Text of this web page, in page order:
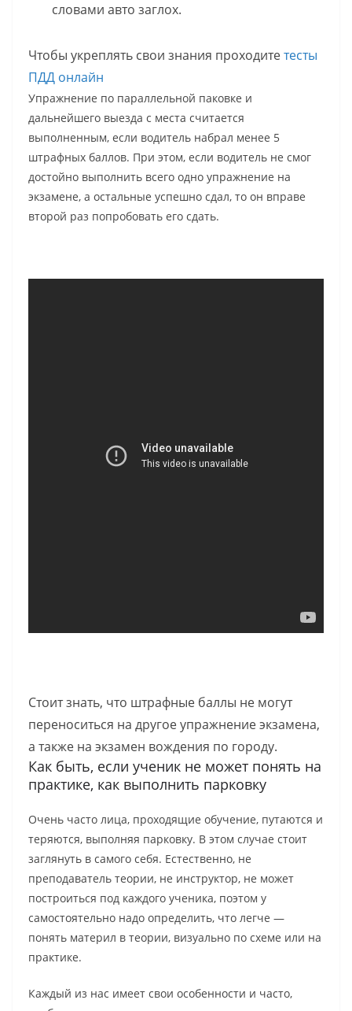
словами авто заглох.
Чтобы укреплять свои знания проходитетесты
ПДД онлайн
Упражнение по параллельной паковке и
дальнейшего выезда с места считается
выполненным, если водитель набрал менее 5
штрафных баллов. При этом, если водитель не смог
достойно выполнить всего одно упражнение на
экзамене, а остальные успешно сдал, то он вправе
второй раз попробовать его сдать.
Стоит знать, что штрафные баллы не могут
переноситься на другое упражнение экзамена,
а также на экзамен вождения по городу.
Как быть, если ученик не может понять на
практике, как выполнить парковку
Очень часто лица, проходящие обучение, путаются и
теряются, выполняя парковку. В этом случае стоит
заглянуть в самого себя. Естественно, не
преподаватель теории, не инструктор, не может
построиться под каждого ученика, поэтом у
самостоятельно надо определить, что легче —
понять материл в теории, визуально по схеме или на
практике.
Каждый из нас имеет свои особенности и часто,